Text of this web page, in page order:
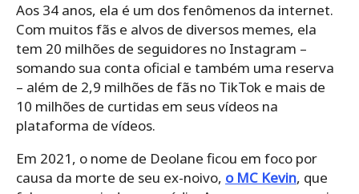
Aos 34 anos, ela é um dos fenômenos da internet.
Com muitos fãs e alvos de diversos memes, ela
tem 20 milhões de seguidores no Instagram –
somando sua conta oficial e também uma reserva
– além de 2,9 milhões de fãs no TikTok e mais de
10 milhões de curtidas em seus vídeos na
plataforma de vídeos.
Em 2021, o nome de Deolane ficou em foco por
causa da morte de seu ex-noivo, o MC Kevin, que